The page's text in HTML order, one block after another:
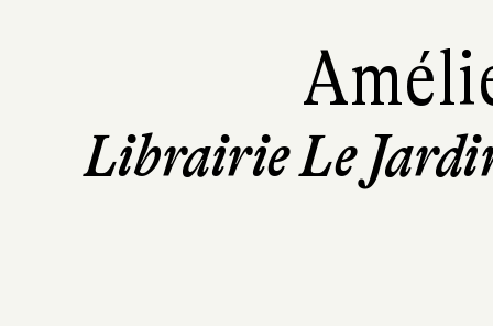
Librairie Le